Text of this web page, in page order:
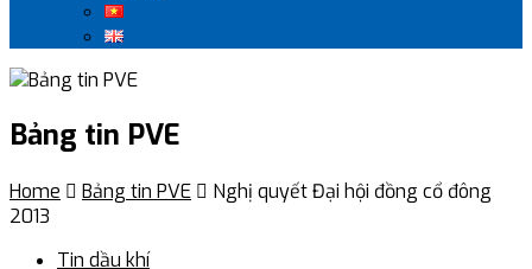
Bảng tin PVE
Home  Bảng tin PVE  Nghị quyết Đại hội đồng cổ đông
2013
Tin dầu khí